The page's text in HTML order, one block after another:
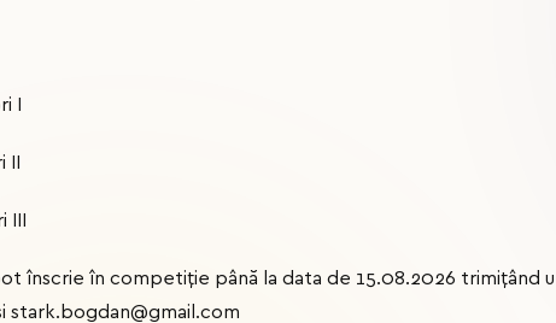
I
înscrie în competiție până la data de 15.08.2026 trimițând
stark.bogdan@gmail.com